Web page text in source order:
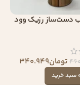
دست‌ساز رزیک وود
تومان340.949
سبد خرید